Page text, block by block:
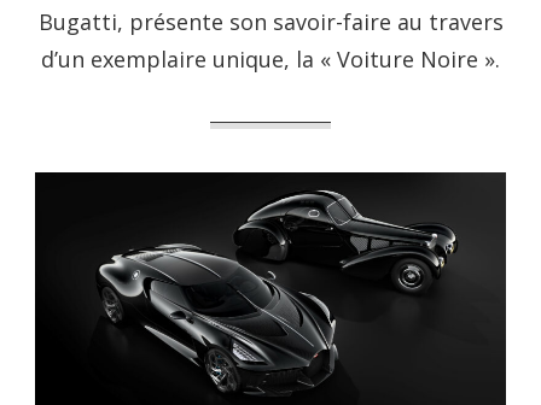
Bugatti, présente son savoir-faire au travers
d’un exemplaire unique, la « Voiture Noire ».